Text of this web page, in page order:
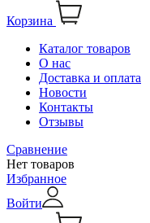
Корзина
Каталог товаров
О нас
Доставка и оплата
Новости
Контакты
Отзывы
Сравнение
Нет товаров
Избранное
Войти